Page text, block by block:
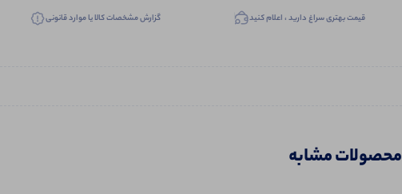
قیمت بهتری سراغ دارید ، اعلام کنید گزارش مشخصات کالا یا موارد قانونی
محصولات مشابه